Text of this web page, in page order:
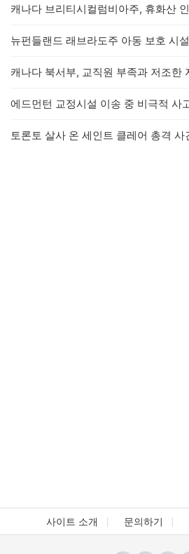
사이트 소개 문의하기